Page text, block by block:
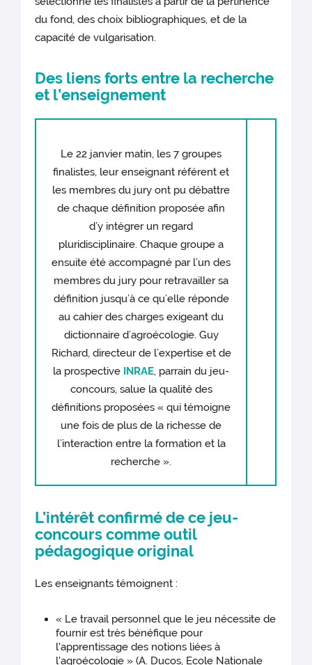
du fond, des choix bibliographiques, et de la
capacité de vulgarisation.
Des liens forts entre la recherche
et l’enseignement
Le 22 janvier matin, les 7 groupes
finalistes, leur enseignant référent et
les membres du jury ont pu débattre
de chaque définition proposée afin
d’y intégrer un regard
pluridisciplinaire. Chaque groupe a
ensuite été accompagné par l’un des
membres du jury pour retravailler sa
définition jusqu’à ce qu’elle réponde
au cahier des charges exigeant du
dictionnaire d’agroécologie. Guy
Richard, directeur de l’expertise et de
la prospective INRAE, parrain du jeu-
concours, salue la qualité des
définitions proposées « qui témoigne
une fois de plus de la richesse de
l’interaction entre la formation et la
recherche ».
L’intérêt confirmé de ce jeu-
concours comme outil
pédagogique original
Les enseignants témoignent :
« Le travail personnel que le jeu nécessite de
fournir est très bénéfique pour
l'apprentissage des notions liées à
l'agroécologie » (A. Ducos, Ecole Nationale